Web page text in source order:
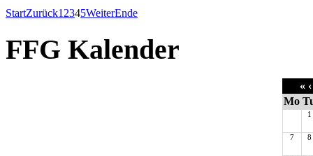
StartZurück1 2345WeiterEnde
FFG Kalender
« ‹
Mo
1
7 8